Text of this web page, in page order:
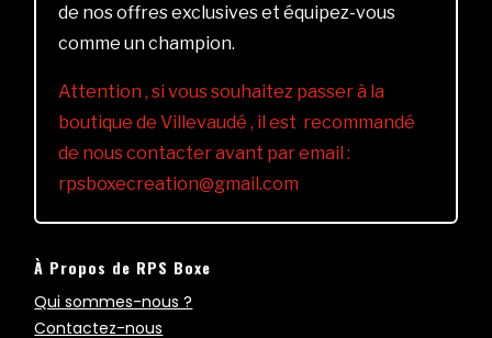
de nos offres exclusives et équipez-vous
comme un champion.
Attention , si vous souhaitez passer à la
boutique de Villevaudé , il est recommandé
de nous contacter avant par email :
rpsboxecreation@gmail.com
À Propos de RPS Boxe
Qui sommes-nous ?
Contactez-nous